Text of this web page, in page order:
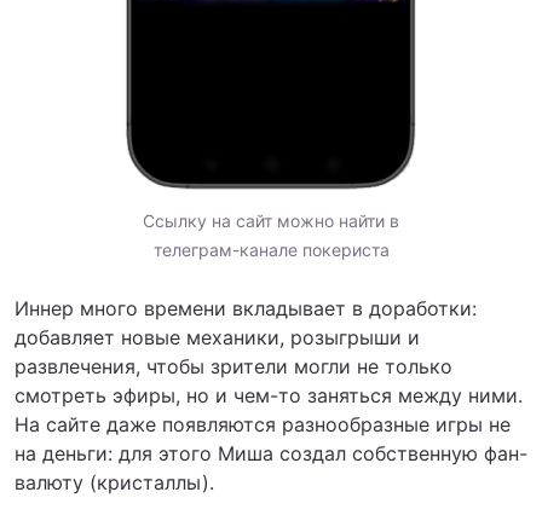
Ссылку на сайт можно найти в
телеграм-канале покериста
Иннер много времени вкладывает в доработки:
добавляет новые механики, розыгрыши и
развлечения, чтобы зрители могли не только
смотреть эфиры, но и чем-то заняться между ними.
На сайте даже появляются разнообразные игры не
на деньги: для этого Миша создал собственную фан-
валюту (кристаллы).